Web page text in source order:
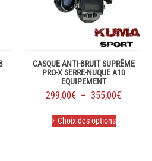
page
du
produit
CASQUE ANTI-BRUIT SUPRÊME
PRO-X SERRE-NUQUE A10
EQUIPEMENT
299,00€ – 355,00€
Choix des optionsproduit